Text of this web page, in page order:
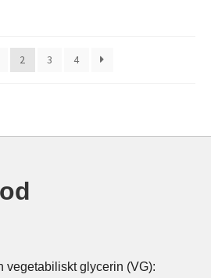
2 3 4
vegetabiliskt glycerin (VG):